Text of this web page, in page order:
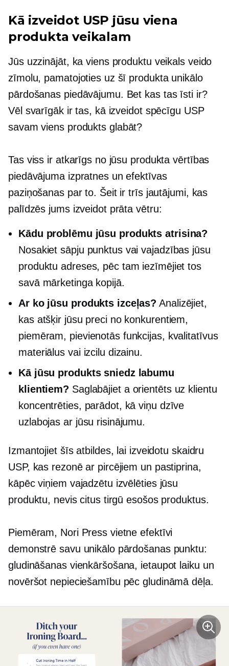
Kā izveidot USP jūsu viena
produkta veikalam
Jūs uzzinājāt, ka viens produktu veikals veido
zīmolu, pamatojoties uz šī produkta unikālo
pārdošanas piedāvājumu. Bet kas tas īsti ir?
Vēl svarīgāk ir tas, kā izveidot spēcīgu USP
savamviens produkts glabāt?
Tas viss ir atkarīgs no jūsu produkta vērtības
piedāvājuma izpratnes un efektīvas
paziņošanas par to. Šeit ir trīs jautājumi, kas
palīdzēs jums izveidot prāta vētru:
Kādu problēmu jūsu produkts atrisina?
Nosakiet sāpju punktus vai vajadzības jūsu
produktu adreses, pēc tam iezīmējiet tos
savā mārketinga kopijā.
Ar ko jūsu produkts izceļas? Analizējiet,
kas atšķir jūsu preci no konkurentiem,
piemēram, pievienotās funkcijas, kvalitatīvus
materiālus vai izcilu dizainu.
Kā jūsu produkts sniedz labumu
klientiem? Saglabājiet a orientēts uz klientu
koncentrēties, parādot, kā viņu dzīve
uzlabojas ar jūsu risinājumu.
Izmantojiet šīs atbildes, lai izveidotu skaidru
USP, kas rezonē ar pircējiem un pastiprina,
kāpēc viņiem vajadzētu izvēlēties jūsu
produktu, nevis citus tirgū esošos produktus.
Piemēram, Nori Press vietne efektīvi
demonstrē savu unikālo pārdošanas punktu:
gludināšanas vienkāršošana, ietaupot laiku un
novēršot nepieciešamību pēc gludināmā dēļa.